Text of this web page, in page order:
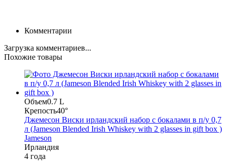
Комментарии
Загрузка комментариев...
Похожие товары
Объем0.7 L
Крепость40°
Джемесон Виски ирландский набор с бокалами в п/у 0,7
л (Jameson Blended Irish Whiskey with 2 glasses in gift box )
Jameson
Ирландия
4 года